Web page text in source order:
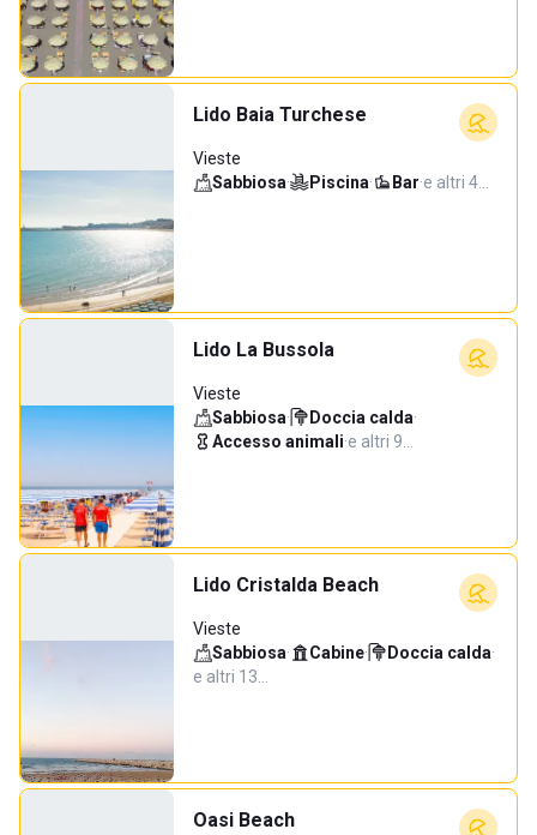
Lido Baia Turchese
Vieste
Sabbiosa· Piscina· Bar·e altri 4…
Lido La Bussola
Vieste
Sabbiosa· Doccia calda·
Accesso animali·e altri 9…
Lido Cristalda Beach
Vieste
Sabbiosa· Cabine· Doccia calda·
e altri 13…
Oasi Beach